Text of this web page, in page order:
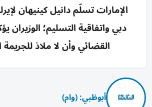
الإمارات تسلّم دانيل كينيهان
دبي واتفاقية التسليم؛ الوزيران
القضائي وأن لا ملاذ
أبوظبي: (وام)